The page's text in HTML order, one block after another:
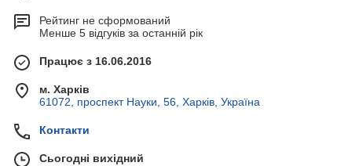
Рейтинг не сформований
Менше 5 відгуків за останній рік
Працює з 16.06.2016
м. Харків
61072, проспект Науки, 56, Харків, Україна
Контакти
Сьогодні вихідний